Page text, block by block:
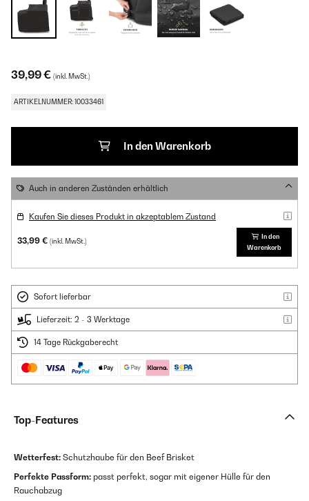
39,99 € (inkl. MwSt.)
ARTIKELNUMMER: 10033461
In den Warenkorb
Auch in anderen Zuständen erhältlich
Kaufen Sie dieses Produkt in akzeptablem Zustand
33,99 € (inkl. MwSt.)
In den
Warenkorb
Sofort lieferbar
Lieferzeit: 2 - 3 Werktage
14 Tage Rückgaberecht
Top-Features
Wetterfest: Schutzhaube für den Beef Brisket
Perfekte Passform: passt perfekt, sogar mit eigener Hülle für den
Rauchabzug